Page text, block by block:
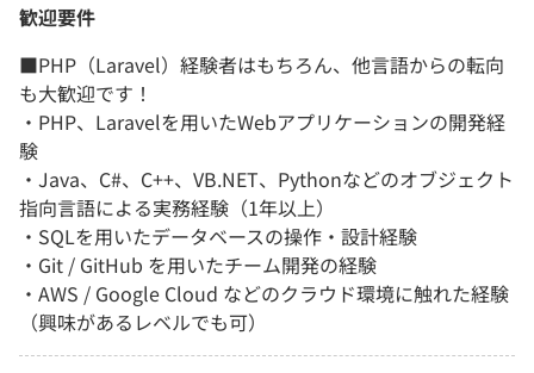
歓迎要件
■PHP（Laravel）経験者はもちろん、他言語からの転向
も大歓迎です！
・PHP、Laravelを用いたWebアプリケーションの開発経
験
・Java、C#、C++、VB.NET、Pythonなどのオブジェクト
指向言語による実務経験（1年以上）
・SQLを用いたデータベースの操作・設計経験
・Git / GitHub を用いたチーム開発の経験
・AWS / Google Cloud などのクラウド環境に触れた経験
（興味があるレベルでも可）